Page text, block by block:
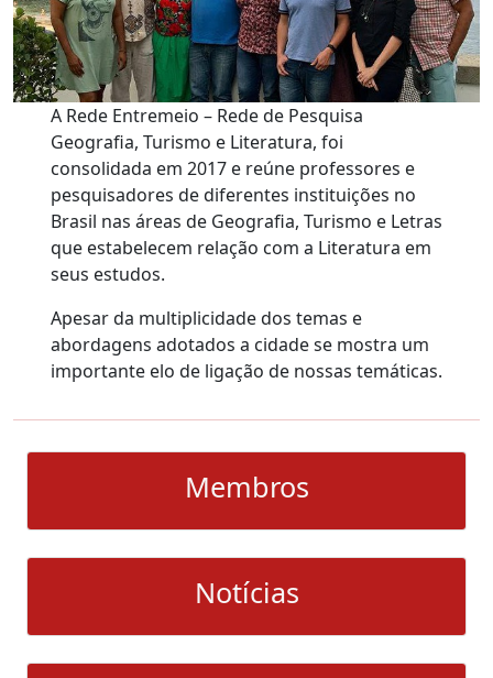
A Rede Entremeio – Rede de Pesquisa
Geografia, Turismo e Literatura, foi
consolidada em 2017 e reúne professores e
pesquisadores de diferentes instituições no
Brasil nas áreas de Geografia, Turismo e Letras
que estabelecem relação com a Literatura em
seus estudos.
Apesar da multiplicidade dos temas e
abordagens adotados a cidade se mostra um
importante elo de ligação de nossas temáticas.
Membros
Notícias